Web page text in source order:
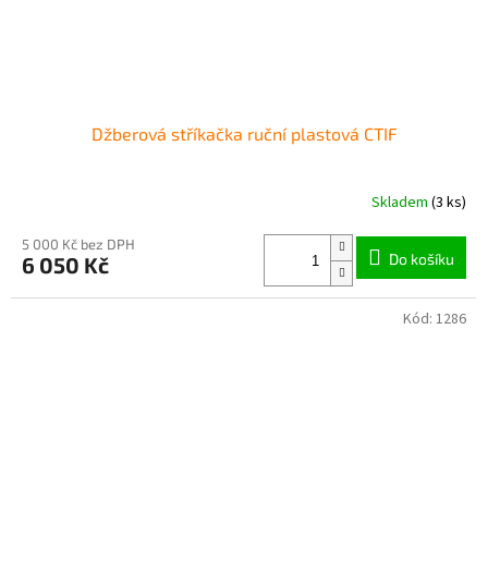
Džberová stříkačka ruční plastová CTIF
Skladem (3 ks)
5 000 Kč bez DPH
6 050 Kč Do košíku
Kód: 1286